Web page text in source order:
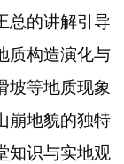
总的讲解引导
质构造演化与
坡等地质现象
崩地貌的独特
知识与实地观